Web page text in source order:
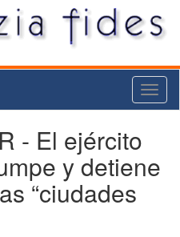
- El ejército
y detiene
“ciudades